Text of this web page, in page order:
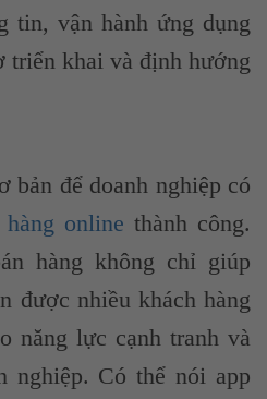
tin, vận hành ứng dụng
triển khai và định hướng
bản để doanh nghiệp có
online thành công.
hàng không chỉ giúp
được nhiều khách hàng
năng lực cạnh tranh và
nghiệp. Có thể nói app